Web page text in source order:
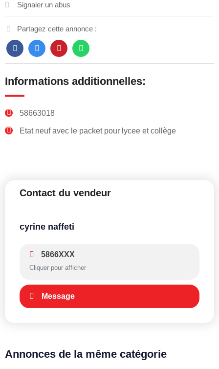
Signaler un abus
Partagez cette annonce :
Informations additionnelles:
58663018
Etat neuf avec le packet pour lycee et collège
Contact du vendeur
cyrine naffeti
5866XXX
Cliquer pour afficher
Message
Annonces de la même catégorie